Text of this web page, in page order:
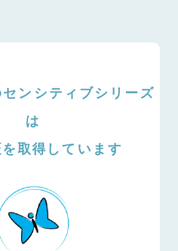
ンシティブシリーズ
は
取得しています